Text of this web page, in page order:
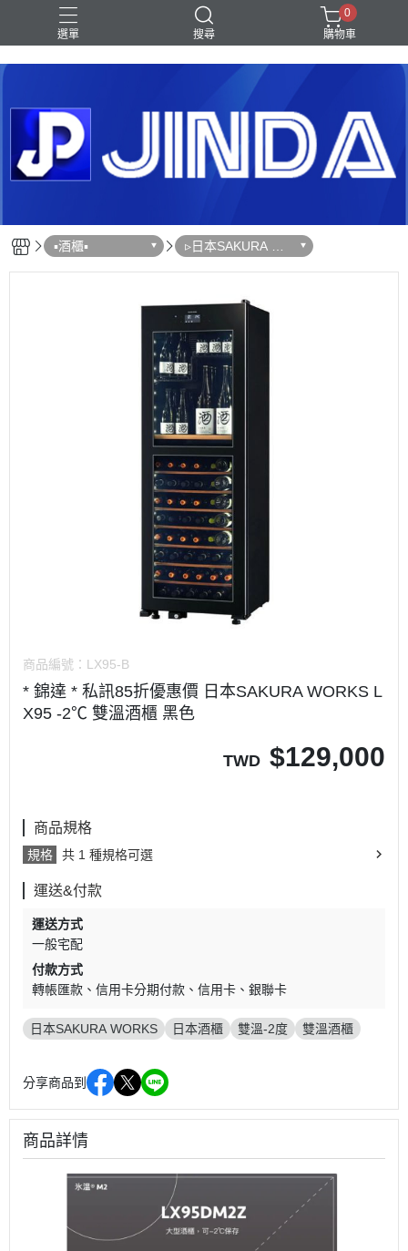
選單 搜尋
Shark｜Ninja 滾筒洗衣機 除濕機 電視
0
購物車
▪︎酒櫃▪︎
▹日本SAKURA WO
RKS
商品編號： LX95-B
* 錦達 * 私訊85折優惠價 日本SAKURA WORKS L
X95 -2℃ 雙溫酒櫃 黑色
TWD $129,000
商品規格
規格 共 1 種規格可選
運送&付款
運送方式
一般宅配
付款方式
轉帳匯款
信用卡分期付款 信用卡 銀聯卡
日本SAKURA WORKS 日本酒櫃 雙溫-2度 雙溫酒櫃
分享商品到
商品詳情